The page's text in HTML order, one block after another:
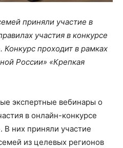
приняли участие в
участия в конкурсе
проходит в рамках
России» «Крепкая
экспертные вебинары о
в онлайн-конкурсе
них приняли участие
из целевых регионов